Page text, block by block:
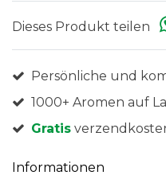
Dieses Produkt teilen
Persönliche und
1000+ Aromen auf
Gratis
Informationen